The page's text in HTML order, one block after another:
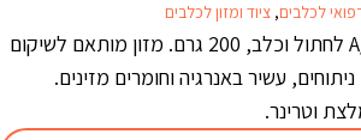
לכלבים, ציוד ומזון לכלבים
הילס שימורים רפואי A/D לחתול וכלב, 200 גרם. מזון מותאם לשיקום
עשיר באנרגיה וחומרים מזינים.
וטרינר.